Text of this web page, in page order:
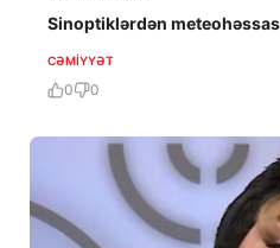
Sinoptiklərdən
CƏMIYYƏT
0 0